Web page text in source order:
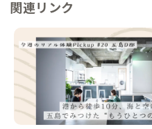
ンタカー会社が各社あります
関連リンク